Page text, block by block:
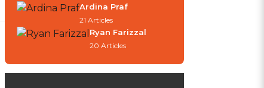
Ardina Praf
21 Articles
Ryan Farizzal
20 Articles